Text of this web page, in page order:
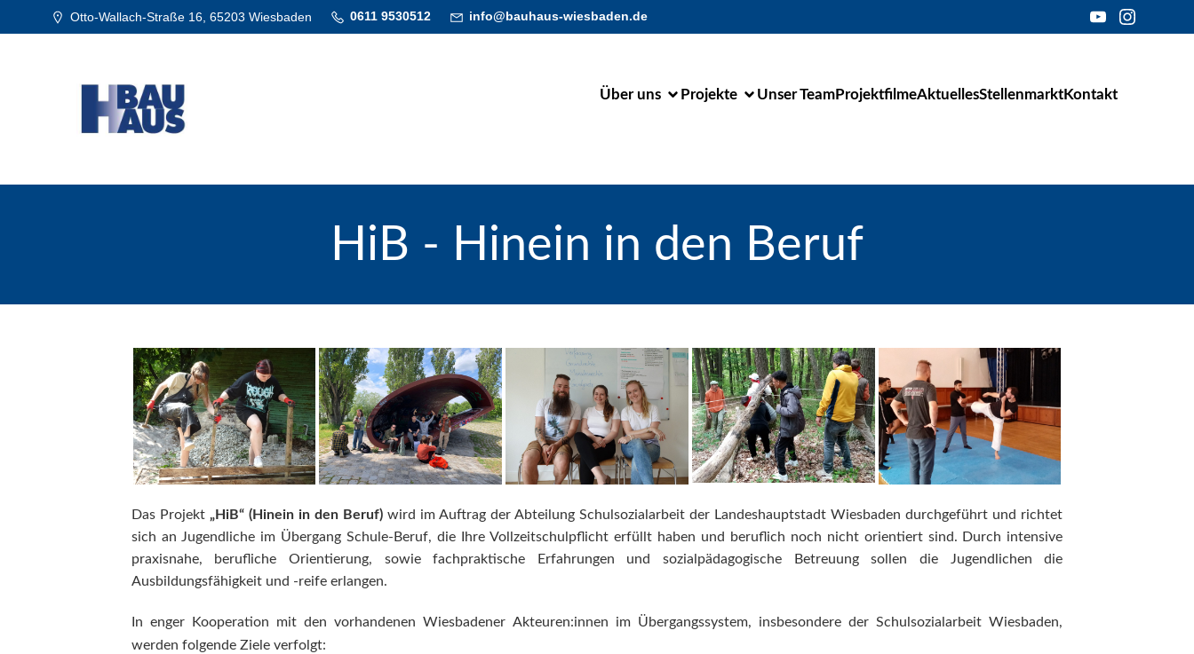
Otto-Wallach-Straße 16, 65203 Wiesbaden 0611 9530512 info@bauhaus-wiesbaden.de
Über uns Projekte Unser TeamProjektfilmeAktuellesStellenmarktKontakt
HiB - Hinein in den Beruf
Das Projekt „HiB“ (Hinein in den Beruf)wird im Auftrag der Abteilung Schulsozialarbeit der Landeshauptstadt Wiesbaden durchgeführt und richtet
sich an Jugendliche im Übergang Schule-Beruf, die Ihre Vollzeitschulpflicht erfüllt haben und beruflich noch nicht orientiert sind. Durch intensive
praxisnahe, berufliche Orientierung, sowie fachpraktische Erfahrungen und sozialpädagogische Betreuung sollen die Jugendlichen die
Ausbildungsfähigkeit und -reife erlangen.
In enger Kooperation mit den vorhandenen Wiesbadener Akteuren:innen im Übergangssystem, insbesondere der Schulsozialarbeit Wiesbaden,
werden folgende Ziele verfolgt: